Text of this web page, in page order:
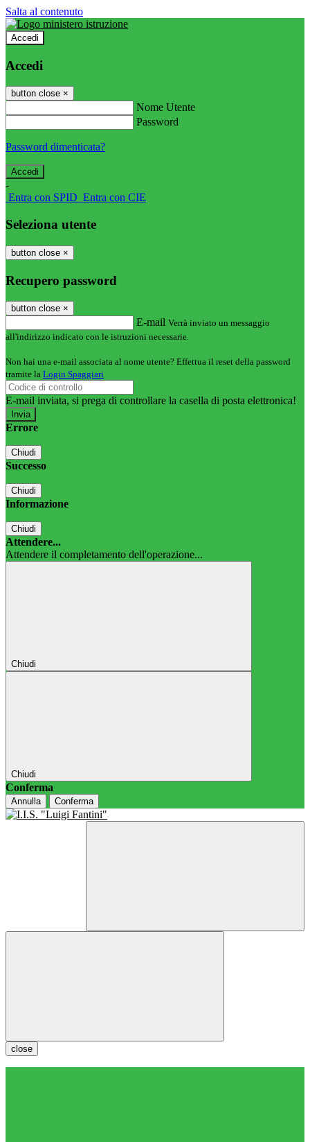
Salta al contenuto
Accedi
Accedi
button close ×
Nome Utente
Password
Password dimenticata?
-
Entra con SPID Entra con CIE
Seleziona utente
button close ×
Recupero password
button close ×
E-mail Verrà inviato un messaggio
all'indirizzo indicato con le istruzioni necessarie.
Non hai una e-mail associata al nome utente? Effettua il reset della password
tramite la Login Spaggiari
E-mail inviata, si prega di controllare la casella di posta elettronica!
Errore
Chiudi
Successo
Chiudi
Informazione
Chiudi
Attendere...
Attendere il completamento dell'operazione...
Chiudi
Chiudi
Conferma
Annulla Conferma
close